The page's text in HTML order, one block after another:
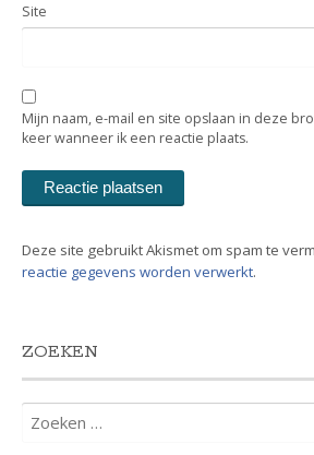
Site
Mijn naam, e-mail en site opslaan in deze
keer wanneer ik een reactie plaats.
Deze site gebruikt Akismet om spam te
reactie gegevens worden verwerkt.
ZOEKEN
naar: